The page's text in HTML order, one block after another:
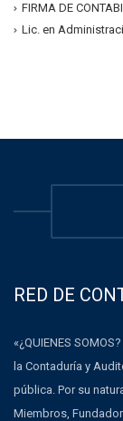
FIRMA DE
Lic. en
RED DE
«¿QUIENES
la Contaduría y
pública. Por su
Miembros,